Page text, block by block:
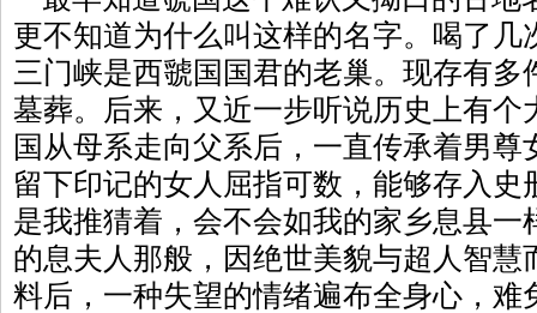
更不知道为什么叫这样的名字。喝了几
三门峡是西虢国国君的老巢。现存有
墓葬。后来，又近一步听说历史上有个
国从母系走向父系后，一直传承着男
留下印记的女人屈指可数，能够存入
是我推猜着，会不会如我的家乡息县一
的息夫人那般，因绝世美貌与超人智慧
料后，一种失望的情绪遍布全身心，难